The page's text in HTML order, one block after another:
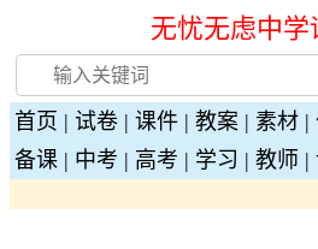
无忧无虑中学
首页 | 试卷 | 课件 | 教案 | 素材 |
备课 | 中考 | 高考 | 学习 | 教师 |